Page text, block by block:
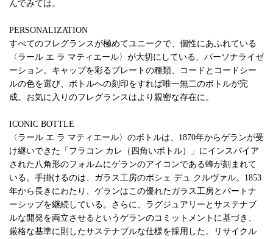
んでみては。
PERSONALIZATION
すべてのフレグランスが極めてユニークで、個性にあふれている
〈ラール エ ラ マティエール〉が大切にしている、パーソナライゼ
ーション。キャップを彩るプレートの種類、コードとコードシー
ルの色を選び、ボトルへの刻印をすれば唯一無二のボトルが完
成。お気に入りのフレグランスはより親密な存在に。
ICONIC BOTTLE
〈ラール エ ラ マティエール〉のボトルは、1870年からゲランが受
け継いできた「フラコン カレ（四角いボトル）」にインスパイア
された八角形のフォルムにゲランのアイコンである蜂が刻まれて
いる。手掛けるのは、ガラス工房のポシェ デュ クルヴァル。1853
年から長きにわたり、ゲランはこの優れたガラス工房とパートナ
ーシップを継続している。さらに、ラグジュアリーとサステナブ
ルな開発を両立させるというゲランのコミットメントに基づき、
厳格な基準に則したサステナブルな仕様を採用した。リサイクル